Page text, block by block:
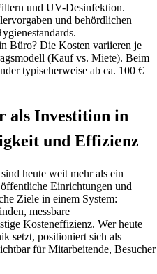
und UV-Desinfektion.
und behördlichen
Büro? Die Kosten variieren je
(Kauf vs. Miete). Beim
typischerweise ab ca. 100 €
als Investition in
und Effizienz
heute weit mehr als ein
Einrichtungen und
Ziele in einem System:
messbare
Kosteneffizienz. Wer heute
setzt, positioniert sich als
für Mitarbeitende, Besucher